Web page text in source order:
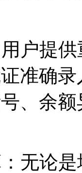
户提
准确
、余
无论